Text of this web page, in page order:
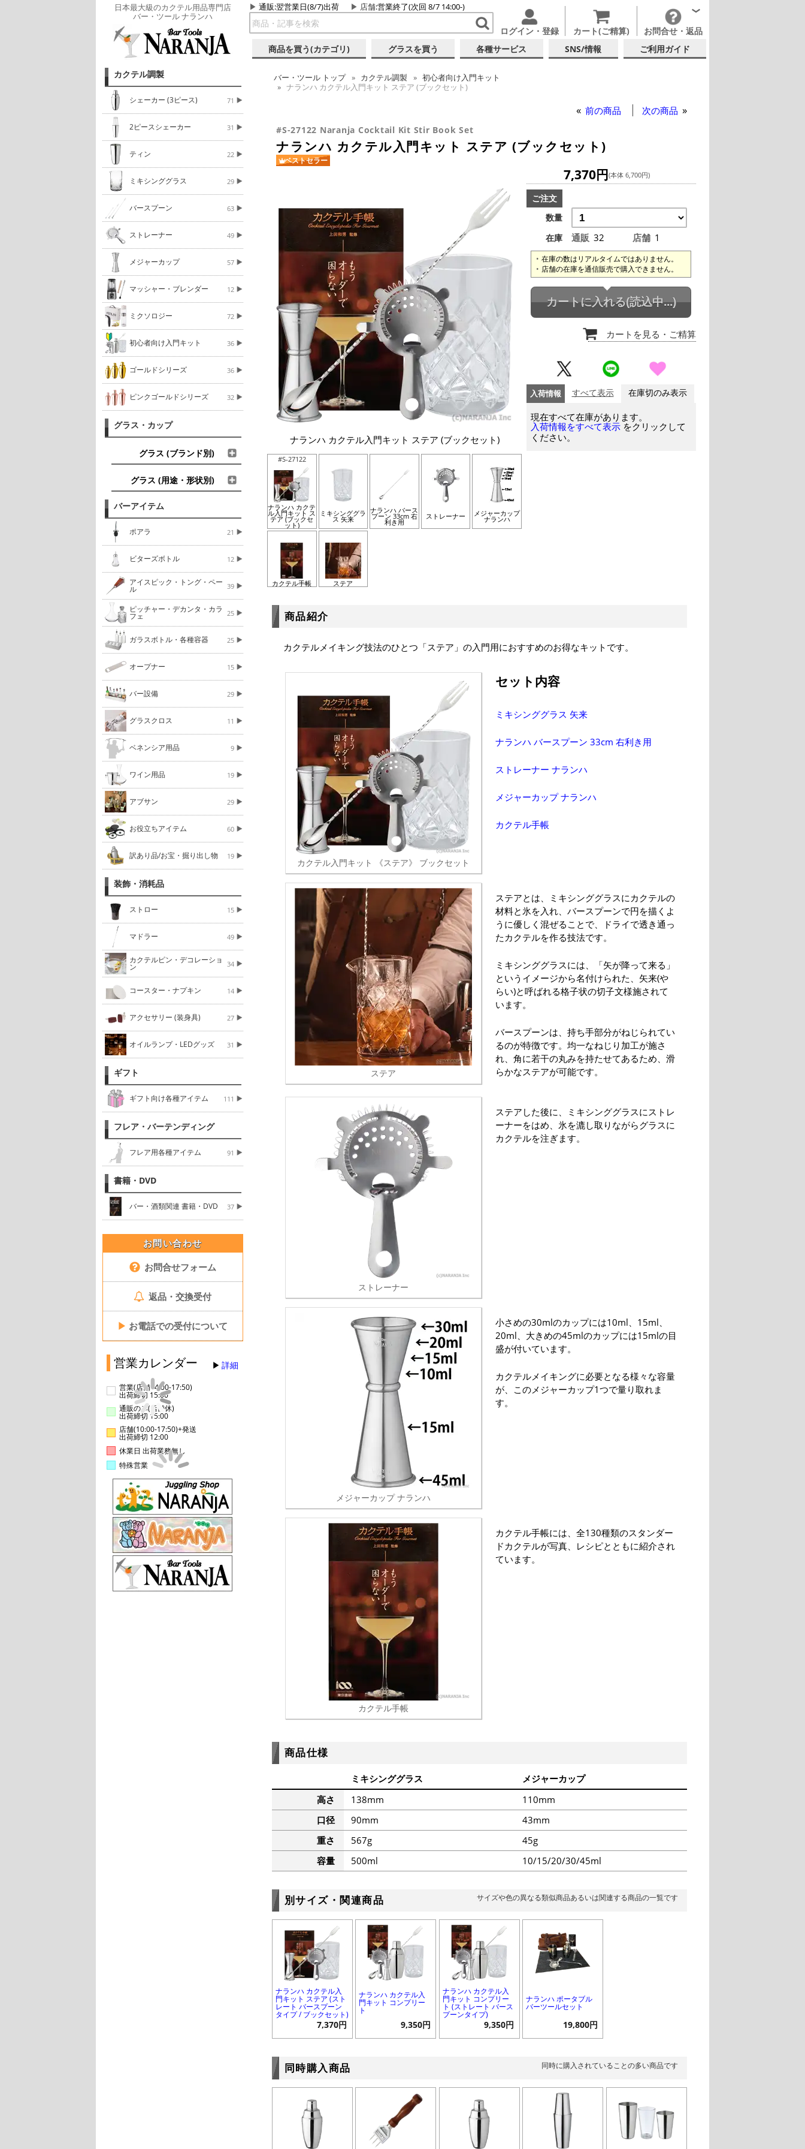
日本最大級のカクテル用品専門店
バー・ツール ナランハ
通販:翌営業日(8/7)出荷 店舗:営業終了(次回 8/7 14:00-)
ログイン・登録 カート(ご精算) お問合せ・返品
商品を買う(カテゴリ) グラスを買う 各種サービス SNS/情報 ご利用ガイド
カクテル調製
シェーカー (3ピース) 71
2ピースシェーカー 31
ティン 22
ミキシンググラス 29
バースプーン 63
ストレーナー 49
メジャーカップ 57
マッシャー・ブレンダー 12
ミクソロジー 72
初心者向け入門キット 36
ゴールドシリーズ 36
ピンクゴールドシリーズ 32
グラス・カップ
グラス (ブランド別)
グラス (用途・形状別)
バーアイテム
ポアラ 21
ビターズボトル 12
アイスピック・トング・ペー
ル 39
ピッチャー・デカンタ・カラ
フェ 25
ガラスボトル・各種容器 25
オープナー 15
バー設備 29
グラスクロス 11
ベネンシア用品 9
ワイン用品 19
アブサン 29
お役立ちアイテム 60
訳あり品/お宝・掘り出し物 19
装飾・消耗品
ストロー 15
マドラー 49
カクテルピン・デコレーショ
ン 34
コースター・ナプキン 14
アクセサリー (装身具) 27
オイルランプ・LEDグッズ 31
ギフト
ギフト向け各種アイテム 111
フレア・バーテンディング
フレア用各種アイテム 91
書籍・DVD
バー・酒類関連 書籍・DVD 37
お問い合わせ
お問合せフォーム
返品・交換受付
▶ お電話での受付について
営業カレンダー 詳細
営業(店舗14:00-17:50)
出荷締切 15:00
通販のみ(店舗休)
出荷締切 15:00
店舗(10:00-17:50)+発送
出荷締切 12:00
休業日 出荷業務無し
特殊営業
バー・ツール トップ カクテル調製
初心者向け入門キット
ナランハ カクテル入門キット ステア (ブックセット)
前の商品 次の商品
#S-27122 Naranja Cocktail Kit Stir Book Set
ナランハ カクテル入門キット ステア (ブックセット)
ベストセラー
ナランハ カクテル入門キット ステア (ブックセット)
#S-27122
ナランハ カクテ
ル入門キット ス
テア (ブックセ
ット)
ミキシンググラ
ス 矢来
ナランハ バース
プーン 33cm 右
利き用
ストレーナー メジャーカップ
ナランハ
カクテル手帳 ステア
7,370円(本体 6,700円)
ご注文
数量
在庫
通販 32 店舗 1
在庫の数はリアルタイムではありません。
店舗の在庫を通信販売で購入できません。
カートに入れる(読込中...)
カートを見る ・ご精算
入荷情報 すべて表示 在庫切のみ表示
現在すべて在庫があります。
入荷情報をすべて表示 をクリックして
ください。
商品紹介
カクテルメイキング技法のひとつ「ステア」の入門用におすすめのお得なキットです。
カクテル入門キット 《ステア》 ブックセット
セット内容
ミキシンググラス 矢来
ナランハ バースプーン 33cm 右利き用
ストレーナー ナランハ
メジャーカップ ナランハ
カクテル手帳
ステア
ステアとは、ミキシンググラスにカクテルの
材料と氷を入れ、バースプーンで円を描くよ
うに優しく混ぜることで、ドライで透き通っ
たカクテルを作る技法です。
ミキシンググラスには、「矢が降って来る」
というイメージから名付けられた、矢来(や
らい)と呼ばれる格子状の切子文様施されて
います。
バースプーンは、持ち手部分がねじられてい
るのが特徴です。均一なねじり加工が施さ
れ、角に若干の丸みを持たせてあるため、滑
らかなステアが可能です。
ストレーナー
ステアした後に、ミキシンググラスにストレ
ーナーをはめ、氷を漉し取りながらグラスに
カクテルを注ぎます。
メジャーカップ ナランハ
小さめの30mlのカップには10ml、15ml、
20ml、大きめの45mlのカップには15mlの目
盛が付いています。
カクテルメイキングに必要となる様々な容量
が、このメジャーカップ1つで量り取れま
す。
カクテル手帳
カクテル手帳には、全130種類のスタンダー
ドカクテルが写真、レシピとともに紹介され
ています。
商品仕様
ミキシンググラス
高さ
138mm
口径
90mm
重さ
567g
容量
500ml
メジャーカップ
110mm
43mm
45g
10/15/20/30/45ml
別サイズ・関連商品 サイズや色の異なる類似商品あるいは関連する商品の一覧です
ナランハ カクテル入
門キット ステア (スト
レート バースプーン
タイプ / ブックセット)
7,370円
ナランハ カクテル入
門キット コンプリー
ト
9,350円
ナランハ カクテル入
門キット コンプリー
ト (ストレート バース
プーンタイプ)
9,350円
ナランハ ポータブル
バーツールセット
19,800円
同時購入商品 同時に購入されていることの多い商品です